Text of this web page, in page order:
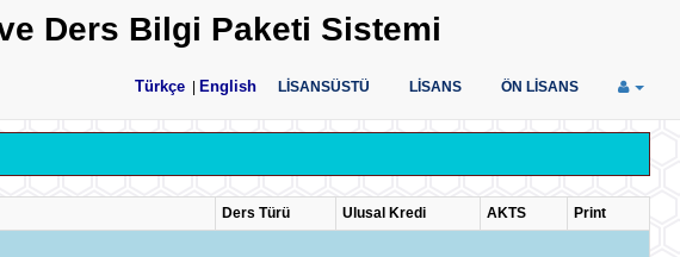
Ders Bilgi Paketi Sistemi
Türkçe English LİSANSÜSTÜ LİSANS ÖN LİSANS
Ders Türü Ulusal Kredi AKTS
Print